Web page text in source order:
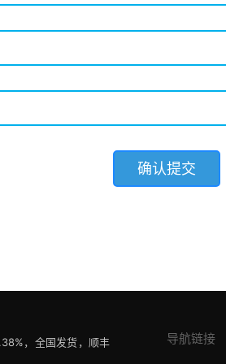
，全国发货，顺丰
导航链接